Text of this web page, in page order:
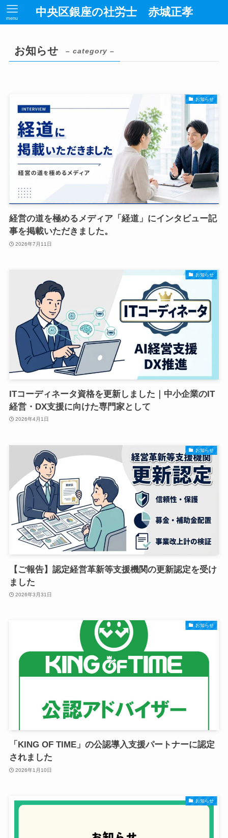
中央区銀座の社労士 赤城正孝
menu
お知らせ – category –
お知らせ
経営の道を極めるメディア「経道」にインタビュー記
事を掲載いただきました。
2026年7月11日
お知らせ
ITコーディネータ資格を更新しました｜中小企業のIT
経営・DX支援に向けた専門家として
2026年4月1日
お知らせ
【ご報告】認定経営革新等支援機関の更新認定を受け
ました
2026年3月31日
お知らせ
「KING OF TIME」の公認導入支援パートナーに認定
されました
2026年1月10日
お知らせ